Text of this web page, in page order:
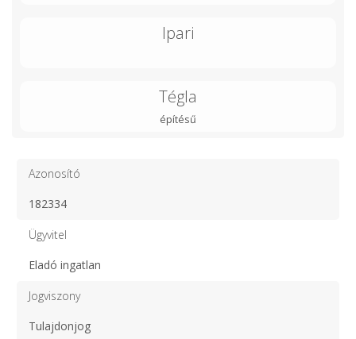
Ipari
Tégla
építésű
Azonosító
182334
Ügyvitel
Eladó ingatlan
Jogviszony
Tulajdonjog